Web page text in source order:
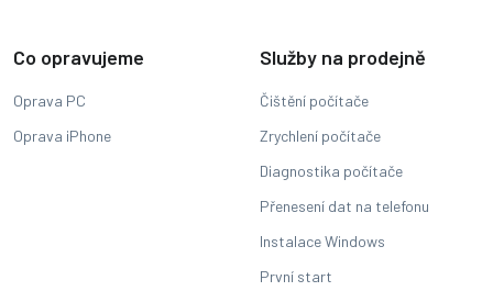
Co opravujeme
Oprava PC
Oprava iPhone
Služby na prodejně
Čištění počítače
Zrychlení počítače
Diagnostika počítače
Přenesení dat na telefonu
Instalace Windows
První start